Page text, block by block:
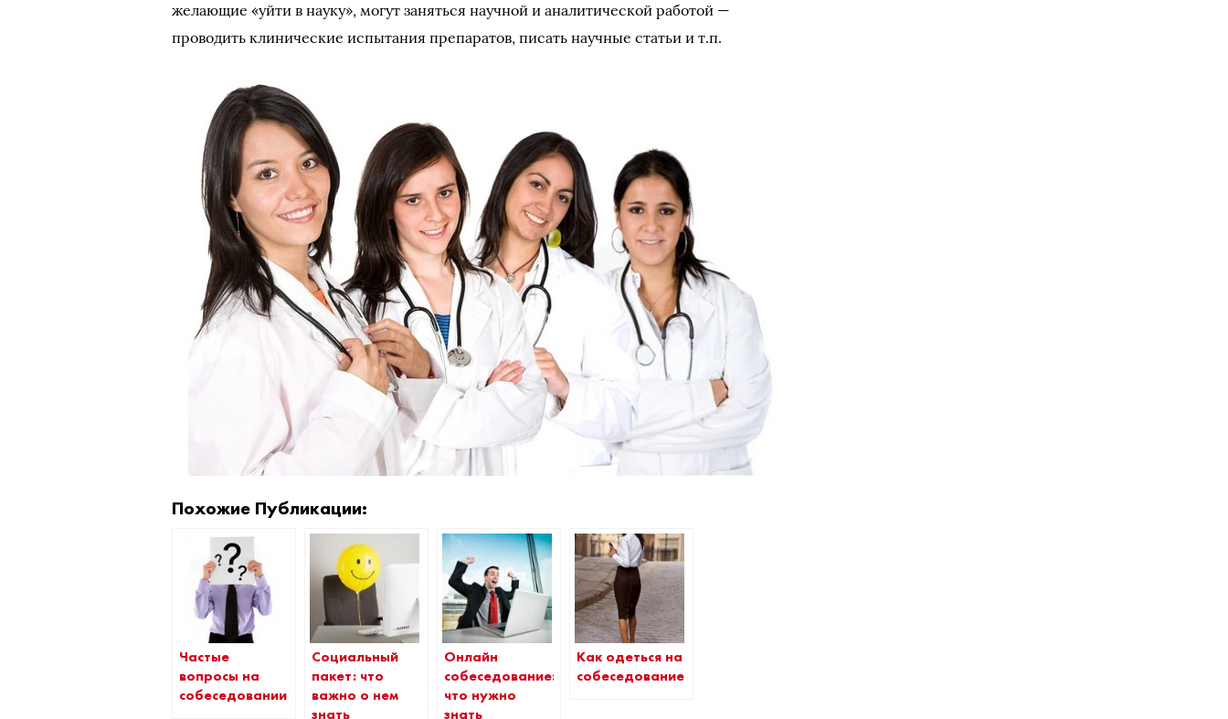
желающие «уйти в науку», могут заняться научной и аналитической работой —
проводить клинические испытания препаратов, писать научные статьи и т.п.
Похожие Публикации:
Частые
вопросы на
собеседовании
Социальный
пакет: что
важно о нем
знать
Онлайн
собеседование:
что нужно
знать
Как одеться на
собеседование